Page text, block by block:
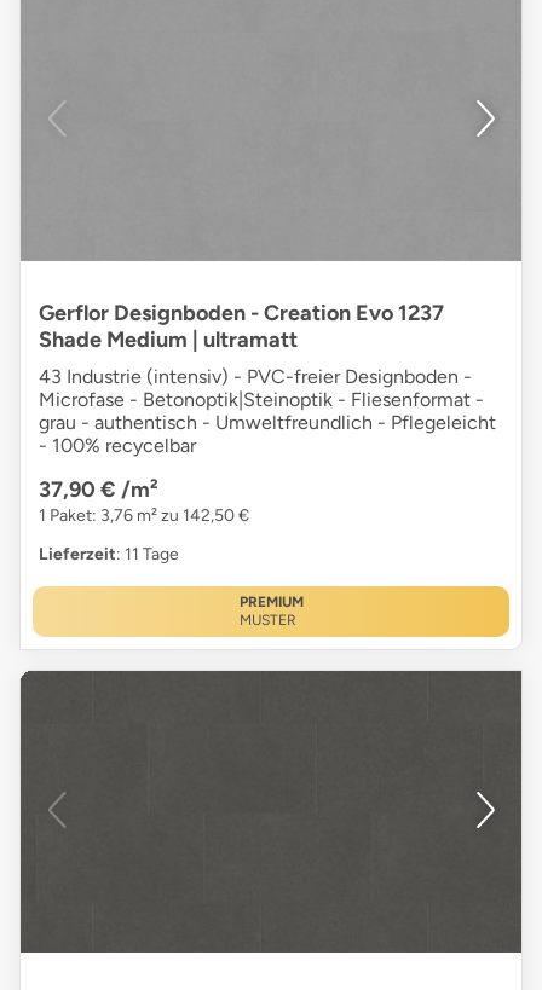
Gerflor Designboden - Creation Evo 1237
Shade Medium | ultramatt
43 Industrie (intensiv) - PVC-freier Designboden -
Microfase - Betonoptik|Steinoptik - Fliesenformat -
grau - authentisch - Umweltfreundlich - Pflegeleicht
- 100% recycelbar
37,90 € /m²
1 Paket: 3,76 m² zu 142,50 €
Lieferzeit: 11 Tage
PREMIUM
MUSTER